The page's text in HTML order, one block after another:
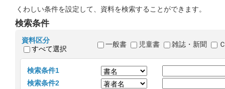
くわしい条件を設定して、資料を検索することができます。
検索条件
資料区分
すべて選択
一般書 児童書 雑誌・新聞
検索条件1
検索条件2